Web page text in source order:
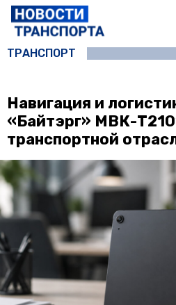
ТРАНСПОРТ
Навигация и
«Байтэрг» МВК-
транспортной